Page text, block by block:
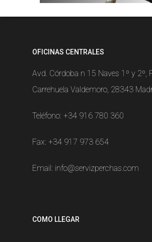
OFICINAS CENTRALES
Avd. Córdoba n 15 Naves 1º y 2º,
Carrehuela Valdemoro, 28343
Teléfono: +34 916 780 360
Fax: +34 917 973 654
Email: info@servizperchas.com
COMO LLEGAR